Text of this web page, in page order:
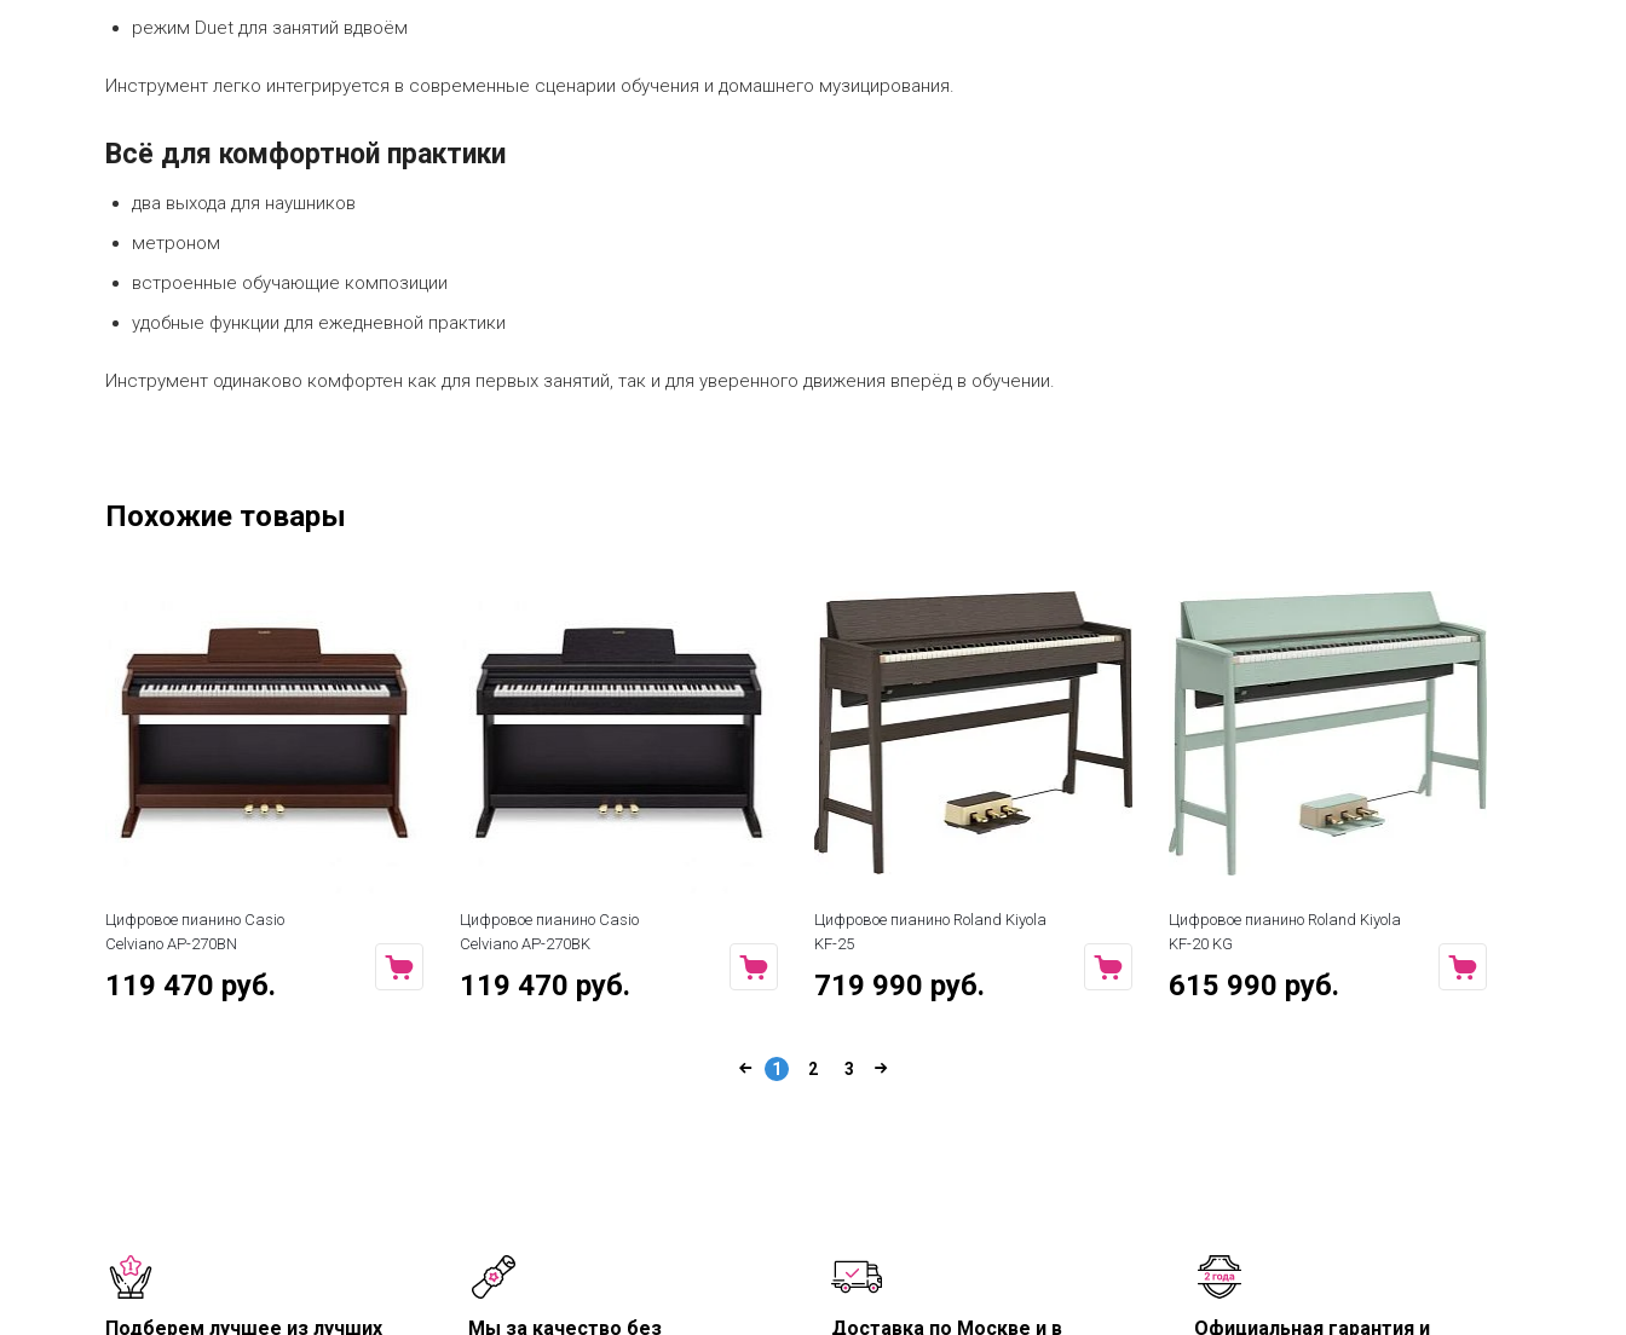
режим Duet для занятий вдвоём
Инструмент легко интегрируется в современные сценарии обучения и домашнего музицирования.
Всё для комфортной практики
два выхода для наушников
метроном
встроенные обучающие композиции
удобные функции для ежедневной практики
Инструмент одинаково комфортен как для первых занятий, так и для уверенного движения вперёд в обучении.
Похожие товары
Цифровое пианино Casio
Celviano AP-270BN
119 470 руб.
Цифровое пианино Casio
Celviano AP-270BK
119 470 руб.
Цифровое пианино Roland Kiyola
KF-25
719 990 руб.
Цифровое пианино Roland Kiyola
KF-20 KG
615 990 руб.
1 2 3
Подберем лучшее из лучших Мы за качество без Доставка по Москве и в Официальная гарантия и